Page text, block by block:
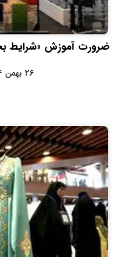
ضرورت آموزش «شرایط
۲۶ بهمن ۱۴۰۴ - ۱۲:۴۳